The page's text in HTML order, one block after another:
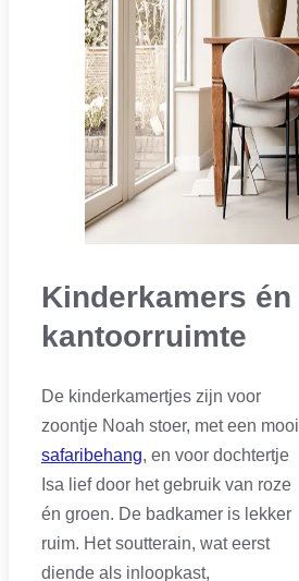
Kinderkamers én
kantoorruimte
De kinderkamertjes zijn voor
zoontje Noah stoer, met een mooi
safaribehang, en voor dochtertje
Isa lief door het gebruik van roze
én groen. De badkamer is lekker
ruim. Het soutterain, wat eerst
diende als inloopkast,